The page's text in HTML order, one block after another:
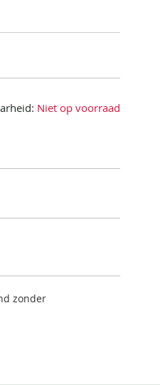
Niet op voorraad
zonder